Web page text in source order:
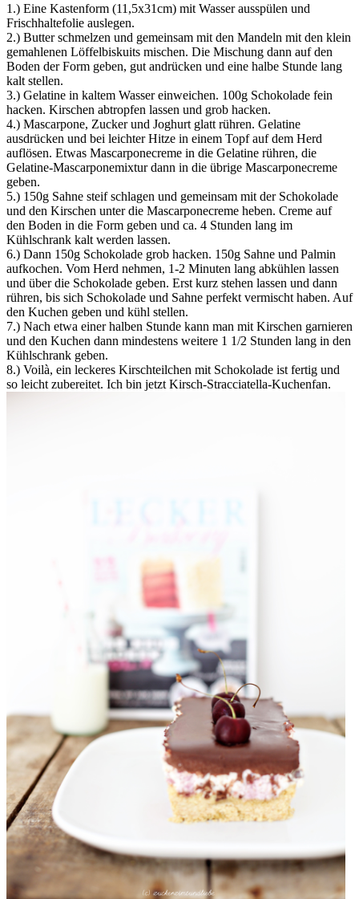
1.) Eine Kastenform (11,5x31cm) mit Wasser ausspülen und
Frischhaltefolie auslegen.
2.) Butter schmelzen und gemeinsam mit den Mandeln mit den klein
gemahlenen Löffelbiskuits mischen. Die Mischung dann auf den
Boden der Form geben, gut andrücken und eine halbe Stunde lang
kalt stellen.
3.) Gelatine in kaltem Wasser einweichen. 100g Schokolade fein
hacken. Kirschen abtropfen lassen und grob hacken.
4.) Mascarpone, Zucker und Joghurt glatt rühren. Gelatine
ausdrücken und bei leichter Hitze in einem Topf auf dem Herd
auflösen. Etwas Mascarponecreme in die Gelatine rühren, die
Gelatine-Mascarponemixtur dann in die übrige Mascarponecreme
geben.
5.) 150g Sahne steif schlagen und gemeinsam mit der Schokolade
und den Kirschen unter die Mascarponecreme heben. Creme auf
den Boden in die Form geben und ca. 4 Stunden lang im
Kühlschrank kalt werden lassen.
6.) Dann 150g Schokolade grob hacken. 150g Sahne und Palmin
aufkochen. Vom Herd nehmen, 1-2 Minuten lang abkühlen lassen
und über die Schokolade geben. Erst kurz stehen lassen und dann
rühren, bis sich Schokolade und Sahne perfekt vermischt haben. Auf
den Kuchen geben und kühl stellen.
7.) Nach etwa einer halben Stunde kann man mit Kirschen garnieren
und den Kuchen dann mindestens weitere 1 1/2 Stunden lang in den
Kühlschrank geben.
8.) Voilà, ein leckeres Kirschteilchen mit Schokolade ist fertig und
so leicht zubereitet. Ich bin jetzt Kirsch-Stracciatella-Kuchenfan.